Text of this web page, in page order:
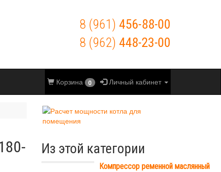
8 (961) 456-88-00
8 (962) 448-23-00
Корзина 0 Личный кабинет
Из этой категории
Компрессор ременной маслянный